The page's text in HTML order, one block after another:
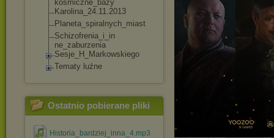
kosmiczne_bazy
Karolina_24.11.2013
Planeta_spiralnyc h_miast
Schizofrenia_i_in
ne_zaburzenia
Sesje_H_Markowskiego
Tematy luźne
Ostatnio pobierane pliki
Historia_bardziej_inna_4.mp3